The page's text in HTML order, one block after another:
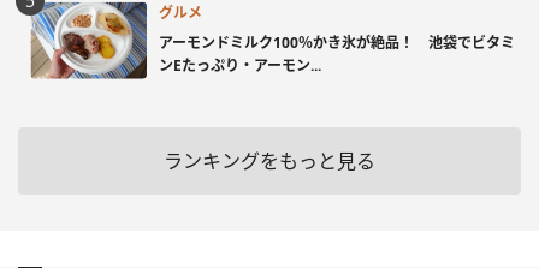
グルメ
アーモンドミルク100％かき氷が絶品！ 池袋でビタミ
ンEたっぷり・アーモン...
ランキングをもっと見る